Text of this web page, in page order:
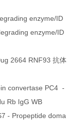
enzyme/ID
enzyme/ID
2664 RNF93 抗体
convertase PC4 -
Rb IgG WB
- Propeptide doma